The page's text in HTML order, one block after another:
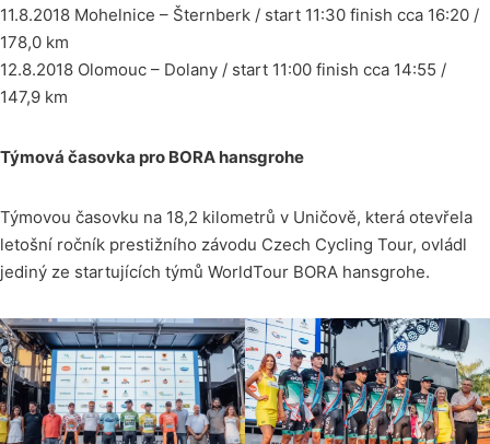
11.8.2018 Mohelnice – Šternberk / start 11:30 finish cca 16:20 /
178,0 km
12.8.2018 Olomouc – Dolany / start 11:00 finish cca 14:55 /
147,9 km
Týmová časovka pro BORA hansgrohe
Týmovou časovku na 18,2 kilometrů v Uničově, která otevřela
letošní ročník prestižního závodu Czech Cycling Tour, ovládl
jediný ze startujících týmů WorldTour BORA hansgrohe.